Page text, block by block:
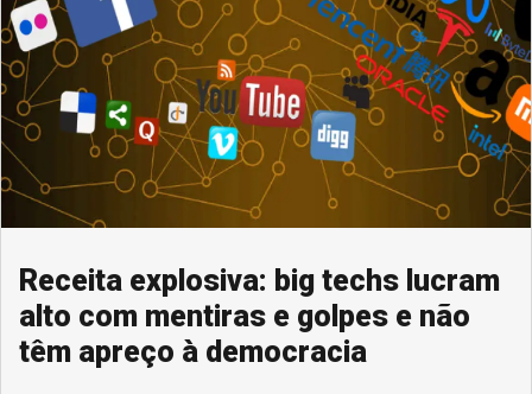
Receita explosiva: big techs lucram
alto com mentiras e golpes e não
têm apreço à democracia